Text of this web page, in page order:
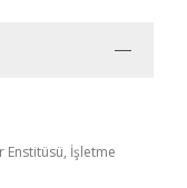
Enstitüsü, İşletme